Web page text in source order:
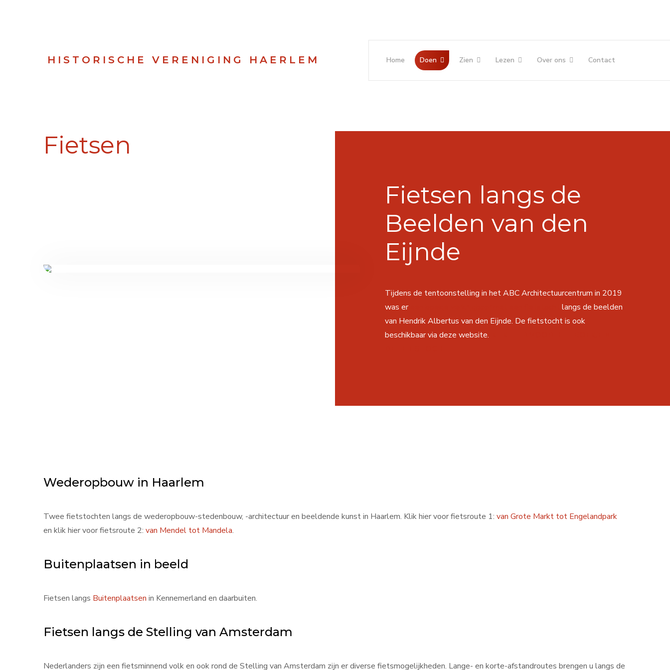
HISTORISCHE VERENIGING HAERLEM Home Doen Zien Lezen Over ons Contact
Fietsen
Fietsen langs de
Beelden van den
Eijnde
Tijdens de tentoonstelling in het ABC Architectuurcentrum in 2019
was er
langs de beelden
van Hendrik Albertus van den Eijnde. De fietstocht is ook
beschikbaar via deze website.
Wederopbouw in Haarlem
Twee fietstochten langs de wederopbouw-stedenbouw, -architectuur en beeldende kunst in Haarlem. Klik hier voor fietsroute 1: van Grote Markt tot Engelandpark
en klik hier voor fietsroute 2: van Mendel tot Mandela.
Buitenplaatsen in beeld
Fietsen langs Buitenplaatsen in Kennemerland en daarbuiten.
Fietsen langs de Stelling van Amsterdam
Nederlanders zijn een fietsminnend volk en ook rond de Stelling van Amsterdam zijn er diverse fietsmogelijkheden. Lange- en korte-afstandroutes brengen u langs de